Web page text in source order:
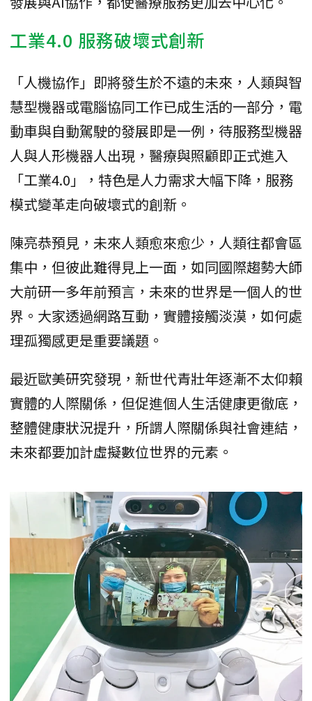
工業4.0 服務破壞式創新
「人機協作」即將發生於不遠的未來，人類與智
慧型機器或電腦協同工作已成生活的一部分，電
動車與自動駕駛的發展即是一例，待服務型機器
人與人形機器人出現，醫療與照顧即正式進入
「工業4.0」，特色是人力需求大幅下降，服務
模式變革走向破壞式的創新。
陳亮恭預見，未來人類愈來愈少，人類往都會區
集中，但彼此難得見上一面，如同國際趨勢大師
大前研一多年前預言，未來的世界是一個人的世
界。大家透過網路互動，實體接觸淡漠，如何處
理孤獨感更是重要議題。
最近歐美研究發現，新世代青壯年逐漸不太仰賴
實體的人際關係，但促進個人生活健康更徹底，
整體健康狀況提升，所謂人際關係與社會連結，
未來都要加計虛擬數位世界的元素。